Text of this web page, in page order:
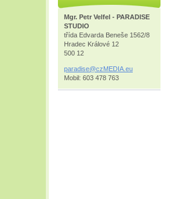
Mgr. Petr Velfel - PARADISE
STUDIO
třída Edvarda Beneše 1562/8
Hradec Králové 12
500 12
paradise@czMEDIA .eu
Mobil: 603 478 763